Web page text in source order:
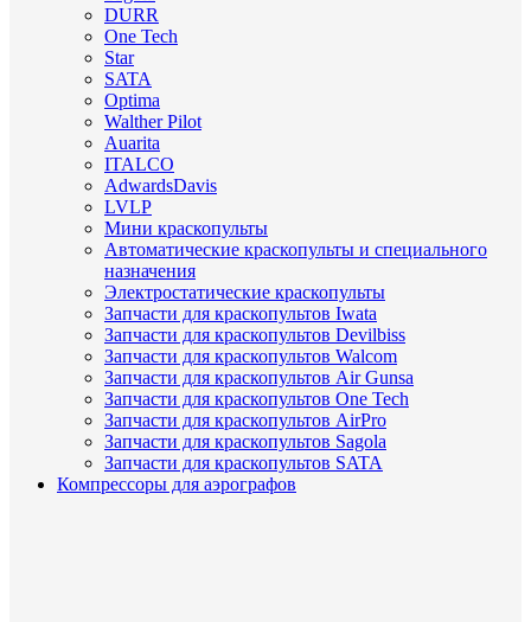
DURR
One Tech
Star
SATA
Optima
Walther Pilot
Auarita
ITALCO
AdwardsDavis
LVLP
Мини краскопульты
Автоматические краскопульты и специального
назначения
Электростатические краскопульты
Запчасти для краскопультов Iwata
Запчасти для краскопультов Devilbiss
Запчасти для краскопультов Walcom
Запчасти для краскопультов Air Gunsa
Запчасти для краскопультов One Tech
Запчасти для краскопультов AirPro
Запчасти для краскопультов Sagola
Запчасти для краскопультов SATA
Компрессоры для аэрографов